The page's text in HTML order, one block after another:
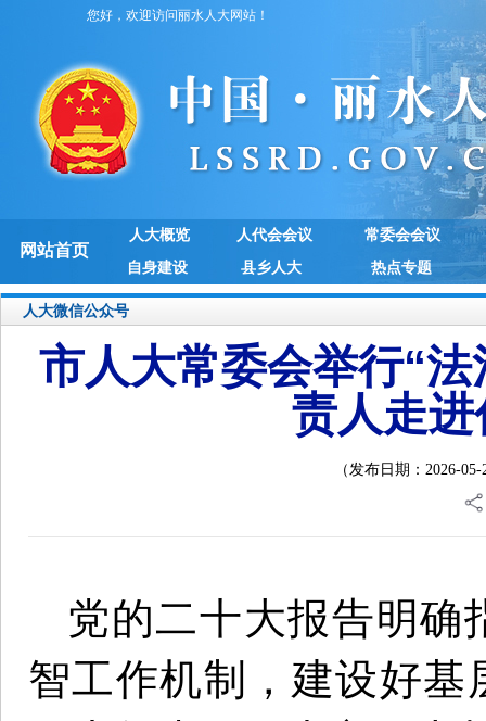
您好，欢迎访问丽水人大网站！
网站首页
人大概览 人代会会议
常委会会议
自身建设
县乡人大 热点专题
人大微信公众号
市人大常委会举行“
责人走
（发布日期：2026-
党的二十大报告明确
智工作机制，建设好基